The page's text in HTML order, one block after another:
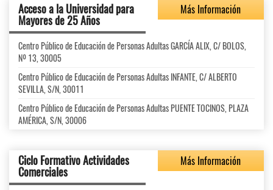
Acceso a la Universidad para
Mayores de 25 Años
Más Información
Centro Público de Educación de Personas Adultas GARCÍA ALIX, C/ BOLOS,
Nº 13, 30005
Centro Público de Educación de Personas Adultas INFANTE, C/ ALBERTO
SEVILLA, S/N, 30011
Centro Público de Educación de Personas Adultas PUENTE TOCINOS, PLAZA
AMÉRICA, S/N, 30006
Ciclo Formativo Actividades
Comerciales
Más Información